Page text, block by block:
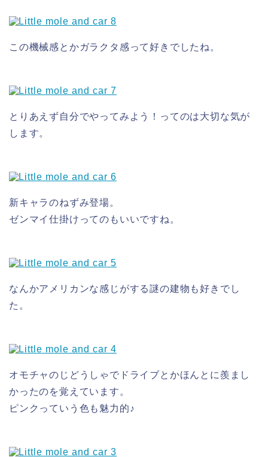
この機械感とかガラクタ感って好きでしたね。
とりあえず自分でやってみよう！ってのは大切な気が
します。
新キャラのねずみ登場。
ゼンマイ仕掛けってのもいいですね。
なんかアメリカンな感じがする謎の建物も好きでし
た。
オモチャのじどうしゃでドライブとかほんとに羨まし
かったのを覚えています。
ピンクっていう色も魅力的♪